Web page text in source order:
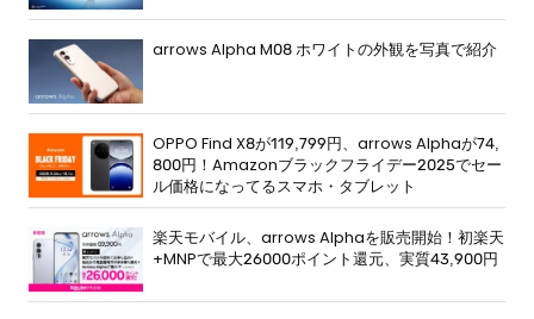
arrows Alpha M08 ホワイトの外観を写真で紹介
OPPO Find X8が119,799円、arrows Alphaが74,
800円！Amazonブラックフライデー2025でセー
ル価格になってるスマホ・タブレット
楽天モバイル、arrows Alphaを販売開始！初楽天
+MNPで最大26000ポイント還元、実質43,900円